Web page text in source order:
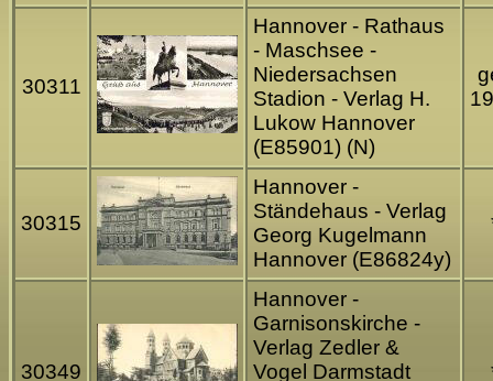
30311
Hannover - Rathaus
- Maschsee -
Niedersachsen
Stadion - Verlag H.
Lukow Hannover
(E85901) (N)
30315
Hannover -
Ständehaus - Verlag
Georg Kugelmann
Hannover (E86824y)
30349
Hannover -
Garnisonskirche -
Verlag Zedler &
Vogel Darmstadt